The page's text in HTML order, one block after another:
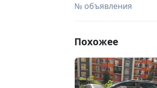
№ объявления
Похожее